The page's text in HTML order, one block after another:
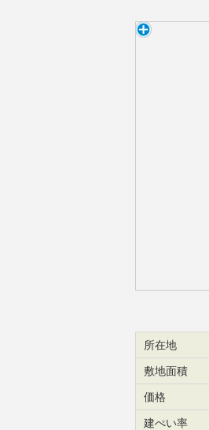
所在地
敷地面積
価格
建ぺい率